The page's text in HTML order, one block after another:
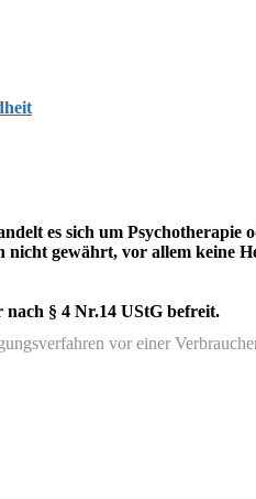
es sich um
nicht gewährt, vor allem keine
§ 4 Nr.14 UStG befreit.
vor einer